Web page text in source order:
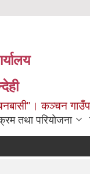
कञ्चन
तथा परियोजना